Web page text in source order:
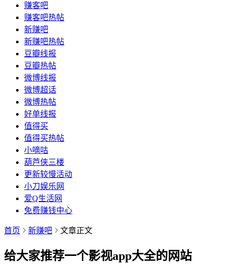
赚客吧
赚客吧热帖
新赚吧
新赚吧热帖
豆瓣线报
豆瓣热帖
微博线报
微博超话
微博热帖
好单线报
值得买
值得买热帖
小嘀咕
葫芦侠三楼
更新较慢活动
小刀娱乐网
爱Q生活网
免费赚钱中心
首页 新赚吧 文章正文
给大家推荐一个影视app大全的网站